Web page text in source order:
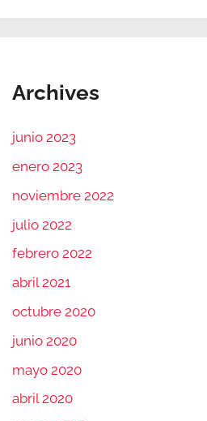
Archives
junio 2023
enero 2023
noviembre 2022
julio 2022
febrero 2022
abril 2021
octubre 2020
junio 2020
mayo 2020
abril 2020